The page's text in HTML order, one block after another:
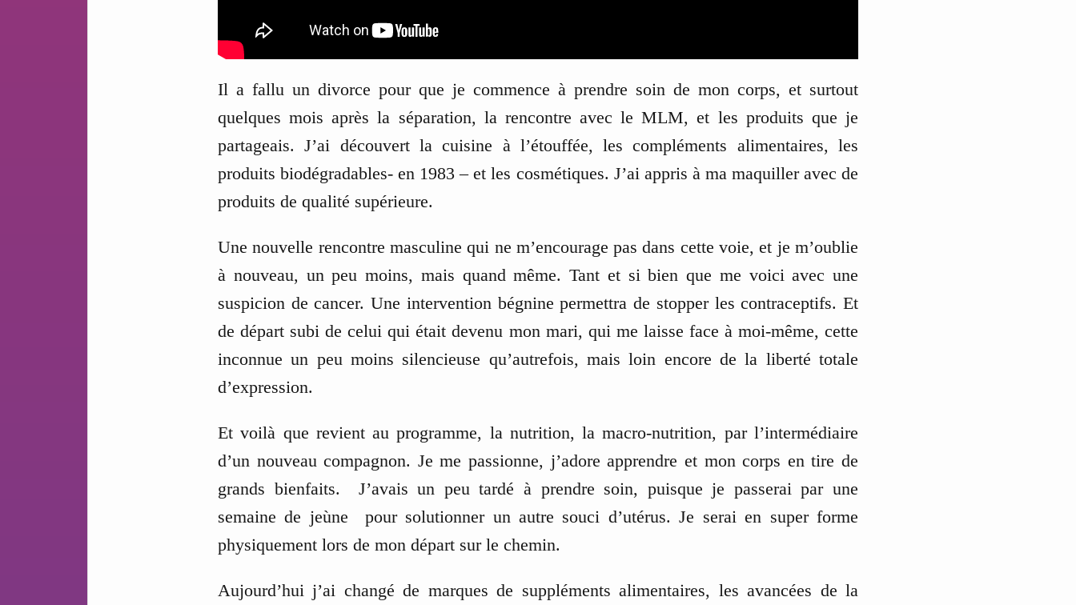
Il a fallu un divorce pour que je commence à prendre soin de mon corps, et surtout
quelques mois après la séparation, la rencontre avec le MLM, et les produits que je
partageais. J’ai découvert la cuisine à l’étouffée, les compléments alimentaires, les
produits biodégradables- en 1983 – et les cosmétiques. J’ai appris à ma maquiller avec de
produits de qualité supérieure.
Une nouvelle rencontre masculine qui ne m’encourage pas dans cette voie, et je m’oublie
à nouveau, un peu moins, mais quand même. Tant et si bien que me voici avec une
suspicion de cancer. Une intervention bégnine permettra de stopper les contraceptifs. Et
de départ subi de celui qui était devenu mon mari, qui me laisse face à moi-même, cette
inconnue un peu moins silencieuse qu’autrefois, mais loin encore de la liberté totale
d’expression.
Et voilà que revient au programme, la nutrition, la macro-nutrition, par l’intermédiaire
d’un nouveau compagnon. Je me passionne, j’adore apprendre et mon corps en tire de
grands bienfaits. J’avais un peu tardé à prendre soin, puisque je passerai par une
semaine de jeùne pour solutionner un autre souci d’utérus. Je serai en super forme
physiquement lors de mon départ sur le chemin.
Aujourd’hui j’ai changé de marques de suppléments alimentaires, les avancées de la